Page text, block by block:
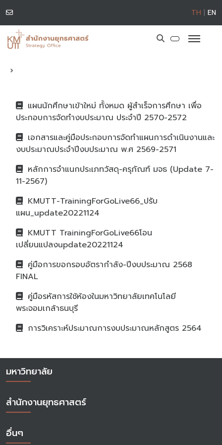
TH | EN
แผนนักศึกษาเข้าใหม่ ทั้งหมด ผู้สำเร็จการศึกษา เพื่อ
ประกอบการจัดทำงบประมาณ ประจำปี 2570-2572
เอกสารและคู่มือประกอบการจัดทำแผนการดำเนินงานและ
งบประมาณประจำปีงบประมาณ พ.ศ 2569-2571
หลักการจำแนกประเภทวัสดุ-ครุภัณฑ์ มจธ (Update 7-
11-2567)
KMUTT-TrainingForGoLive66_ปรับ
แผน_update20221124
KMUTT TrainingForGoLive66โอน
เปลี่ยนแปลงupdate20221124
คู่มือการขอกรอบอัตรากำลัง-ปีงบประมาณ 2568
FINAL
คู่มือรหัสการใช้ห้องในมหาวิทยาลัยเทคโนโลยี
พระจอมเกล้าธนบุรี
การวิเคราะห์ประมาณการงบประมาณหลักสูตร 2564
มหาวิทยาลัย
สำนักงานยุทธศาสตร์
อื่นๆ